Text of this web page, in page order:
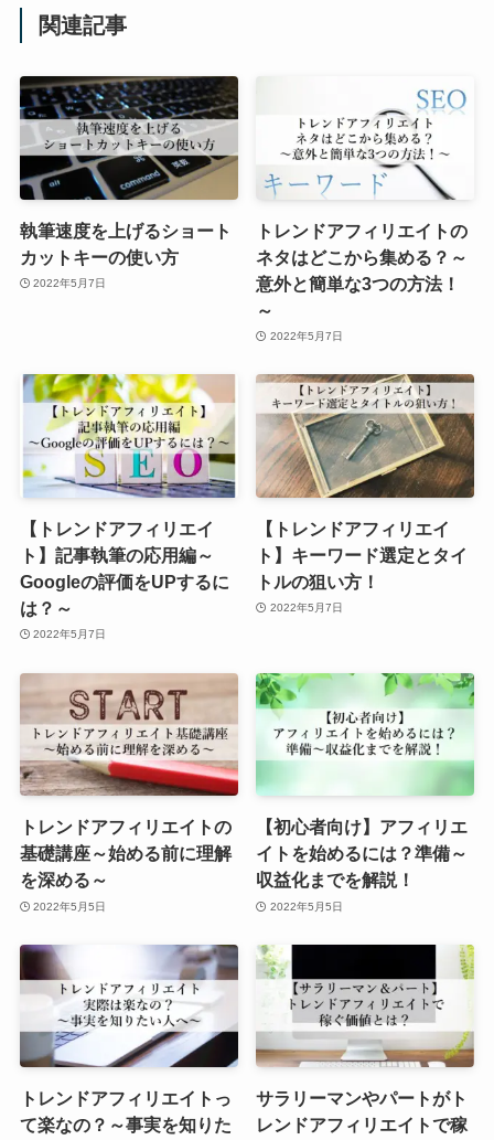
関連記事
執筆速度を上げるショート
カットキーの使い方
2022年5月7日
トレンドアフィリエイトの
ネタはどこから集める？～
意外と簡単な3つの方法！
～
2022年5月7日
【トレンドアフィリエイ
ト】記事執筆の応用編～
Googleの評価をUPするに
は？～
2022年5月7日
【トレンドアフィリエイ
ト】キーワード選定とタイ
トルの狙い方！
2022年5月7日
トレンドアフィリエイトの
基礎講座～始める前に理解
を深める～
2022年5月5日
【初心者向け】アフィリエ
イトを始めるには？準備～
収益化までを解説！
2022年5月5日
トレンドアフィリエイトっ
て楽なの？～事実を知りた
サラリーマンやパートがト
レンドアフィリエイトで稼